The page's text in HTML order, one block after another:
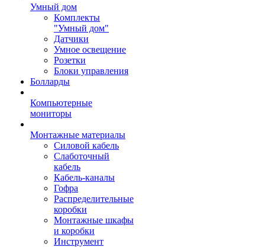
Умный дом
Комплекты
"Умный дом"
Датчики
Умное освещение
Розетки
Блоки управления
Болларды
Компьютерные
мониторы
Монтажные материалы
Силовой кабель
Слаботочный
кабель
Кабель-каналы
Гофра
Распределительные
коробки
Монтажные шкафы
и коробки
Инструмент